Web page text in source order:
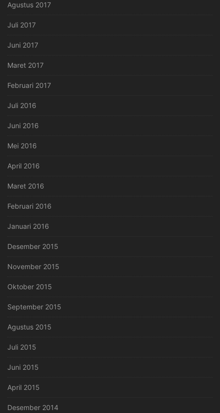
Agustus 2017
Juli 2017
Juni 2017
Maret 2017
Februari 2017
Juli 2016
Juni 2016
Mei 2016
April 2016
Maret 2016
Februari 2016
Januari 2016
Desember 2015
November 2015
Oktober 2015
September 2015
Agustus 2015
Juli 2015
Juni 2015
April 2015
Desember 2014